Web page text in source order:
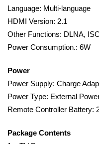
Language: Multi-language
HDMI Version: 2.1
Other Functions: DLNA,
Power Consumption.: 6W
Power
Power Supply: Charge
Power Type: External
Remote Controller Battery:
Package Contents